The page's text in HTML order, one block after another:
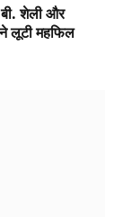
शेली और
लूटी महफिल